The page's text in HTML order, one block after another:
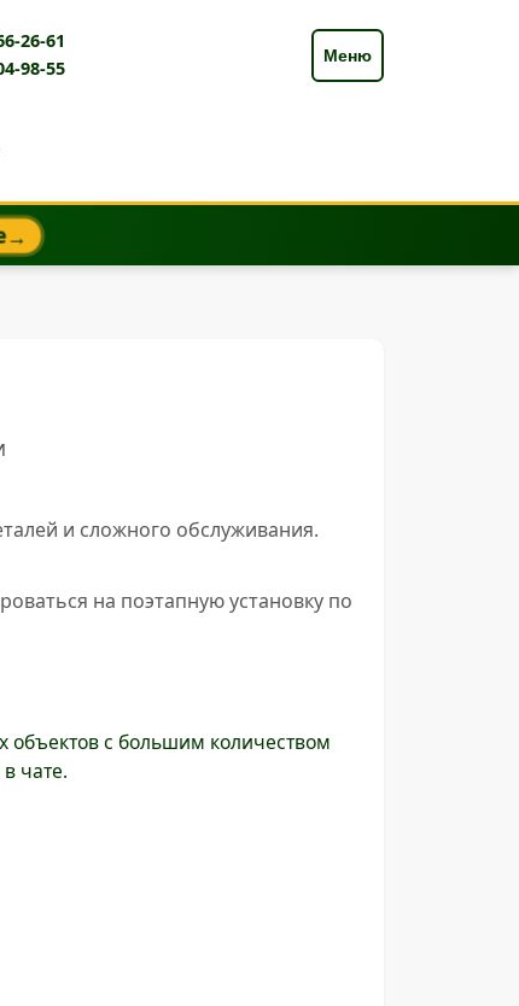
26-61
98-55
Меню
→
и сложного обслуживания.
на поэтапную установку по
с большим количеством
чате.